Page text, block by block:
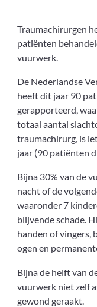
Traumachirurgen
patiënten
vuurwerk.
De Nederlandse
heeft dit jaar 90
gerapporteerd,
totaal aantal
traumachirurg, is
jaar (90 patiënten
Bijna 30% van de
nacht of de
waaronder 7
blijvende schade.
handen of vingers,
ogen en
Bijna de helft van
vuurwerk niet zelf
gewond geraakt.